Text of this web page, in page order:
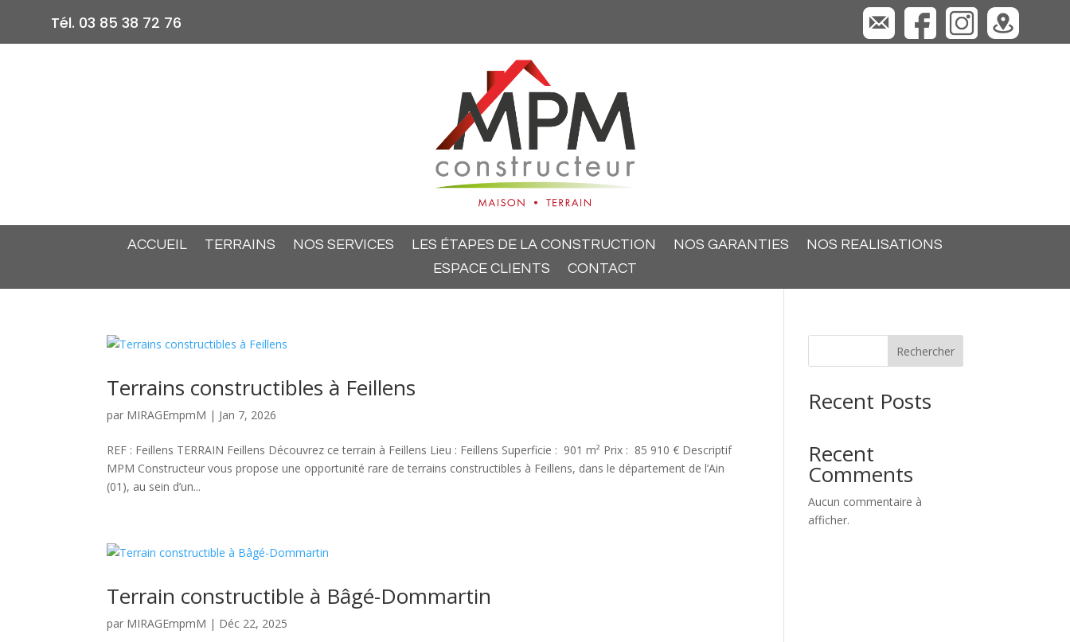
Tél. 03 85 38 72 76
ACCUEIL TERRAINS NOS SERVICES LES ÉTAPES DE LA CONSTRUCTION NOS GARANTIES
NOS REALISATIONS
ESPACE CLIENTS
CONTACT
Terrains constructibles à Feillens
par MIRAGEmpmM | Jan 7, 2026
REF : Feillens TERRAIN Feillens Découvrez ce terrain à Feillens Lieu : Feillens Superficie : 901 m² Prix : 85 910 € Descriptif
MPM Constructeur vous propose une opportunité rare de terrains constructibles à Feillens, dans le département de l’Ain
(01), au sein d’un...
Terrain constructible à Bâgé-Dommartin
par MIRAGEmpmM | Déc 22, 2025
Rechercher
Recent Posts
Recent
Comments
Aucun commentaire à
afficher.